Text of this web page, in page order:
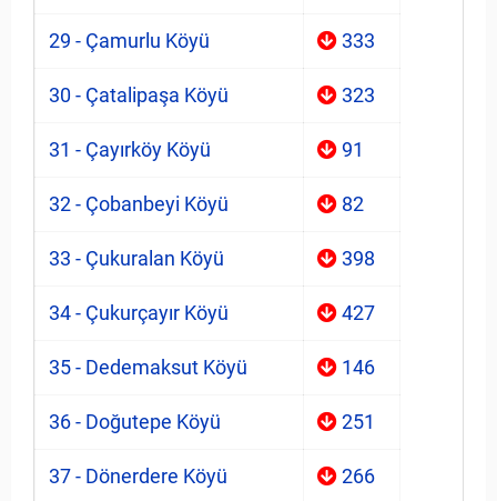
29 - Çamurlu Köyü 333
30 - Çatalipaşa Köyü 323
31 - Çayırköy Köyü 91
32 - Çobanbeyi Köyü 82
33 - Çukuralan Köyü 398
34 - Çukurçayır Köyü 427
35 - Dedemaksut Köyü 146
36 - Doğutepe Köyü 251
37 - Dönerdere Köyü 266